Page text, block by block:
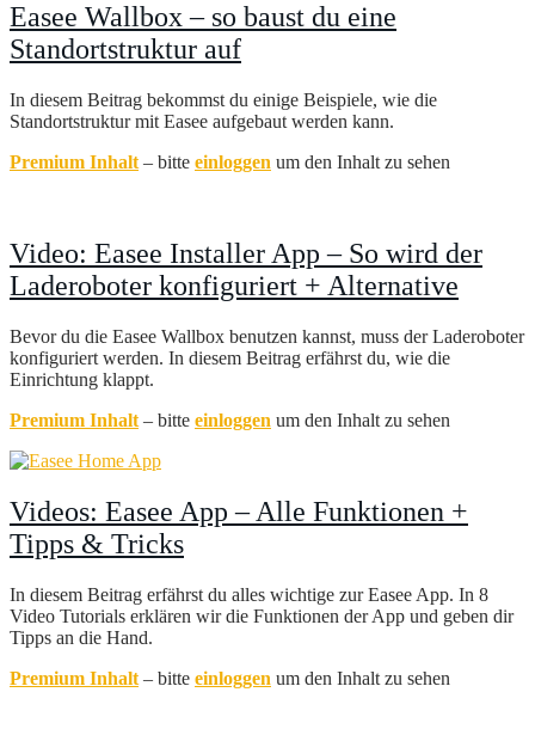
Easee Wallbox – so baust du eine
Standortstruktur auf
In diesem Beitrag bekommst du einige Beispiele, wie die
Standortstruktur mit Easee aufgebaut werden kann.
Premium Inhalt – bitte einloggen um den Inhalt zu sehen
Video: Easee Installer App – So wird der
Laderoboter konfiguriert + Alternative
Bevor du die Easee Wallbox benutzen kannst, muss der Laderoboter
konfiguriert werden. In diesem Beitrag erfährst du, wie die
Einrichtung klappt.
Premium Inhalt – bitte einloggen um den Inhalt zu sehen
Videos: Easee App – Alle Funktionen +
Tipps & Tricks
In diesem Beitrag erfährst du alles wichtige zur Easee App. In 8
Video Tutorials erklären wir die Funktionen der App und geben dir
Tipps an die Hand.
Premium Inhalt – bitte einloggen um den Inhalt zu sehen